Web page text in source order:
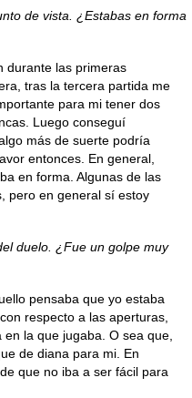
de vista. ¿Estabas en forma
durante las primeras
tras la tercera partida me
para mi tener dos
Luego conseguí
más de suerte podría
entonces. En general,
en forma. Algunas de las
pero en general sí estoy
duelo. ¿Fue un golpe muy
pensaba que yo estaba
respecto a las aperturas,
la que jugaba. O sea que,
de diana para mi. En
que no iba a ser fácil para